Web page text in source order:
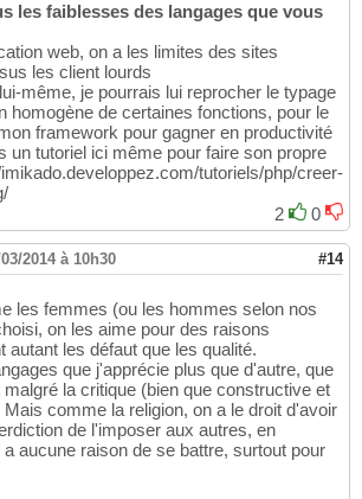
les faiblesses des langages que vous
web, on a les limites des sites
les client lourds
même, je pourrais lui reprocher le typage
homogène de certaines fonctions, pour le
framework pour gagner en productivité
un tutoriel ici même pour faire son propre
tutoriels/php/creer-
2
0
03/2014 à 10h30 #14
les femmes (ou les hommes selon nos
on les aime pour des raisons
autant les défaut que les qualité.
que j'apprécie plus que d'autre, que
la critique (bien que constructive et
comme la religion, on a le droit d'avoir
de l'imposer aux autres, en
aucune raison de se battre, surtout pour